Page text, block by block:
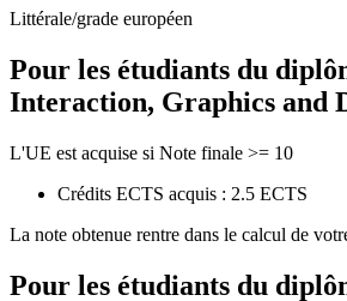
Littérale/grade européen
Pour les étudiants du
Interaction, Graphics and
L'UE est acquise si Note finale >= 10
Crédits ECTS acquis : 2.5 ECTS
La note obtenue rentre dans le calcul de
Pour les étudiants du